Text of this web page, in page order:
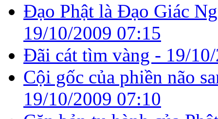
Đạo Phật là Đạo Giác
19/10/2009 07:15
Đãi cát tìm vàng - 19/
Cội gốc của phiền não
19/10/2009 07:10